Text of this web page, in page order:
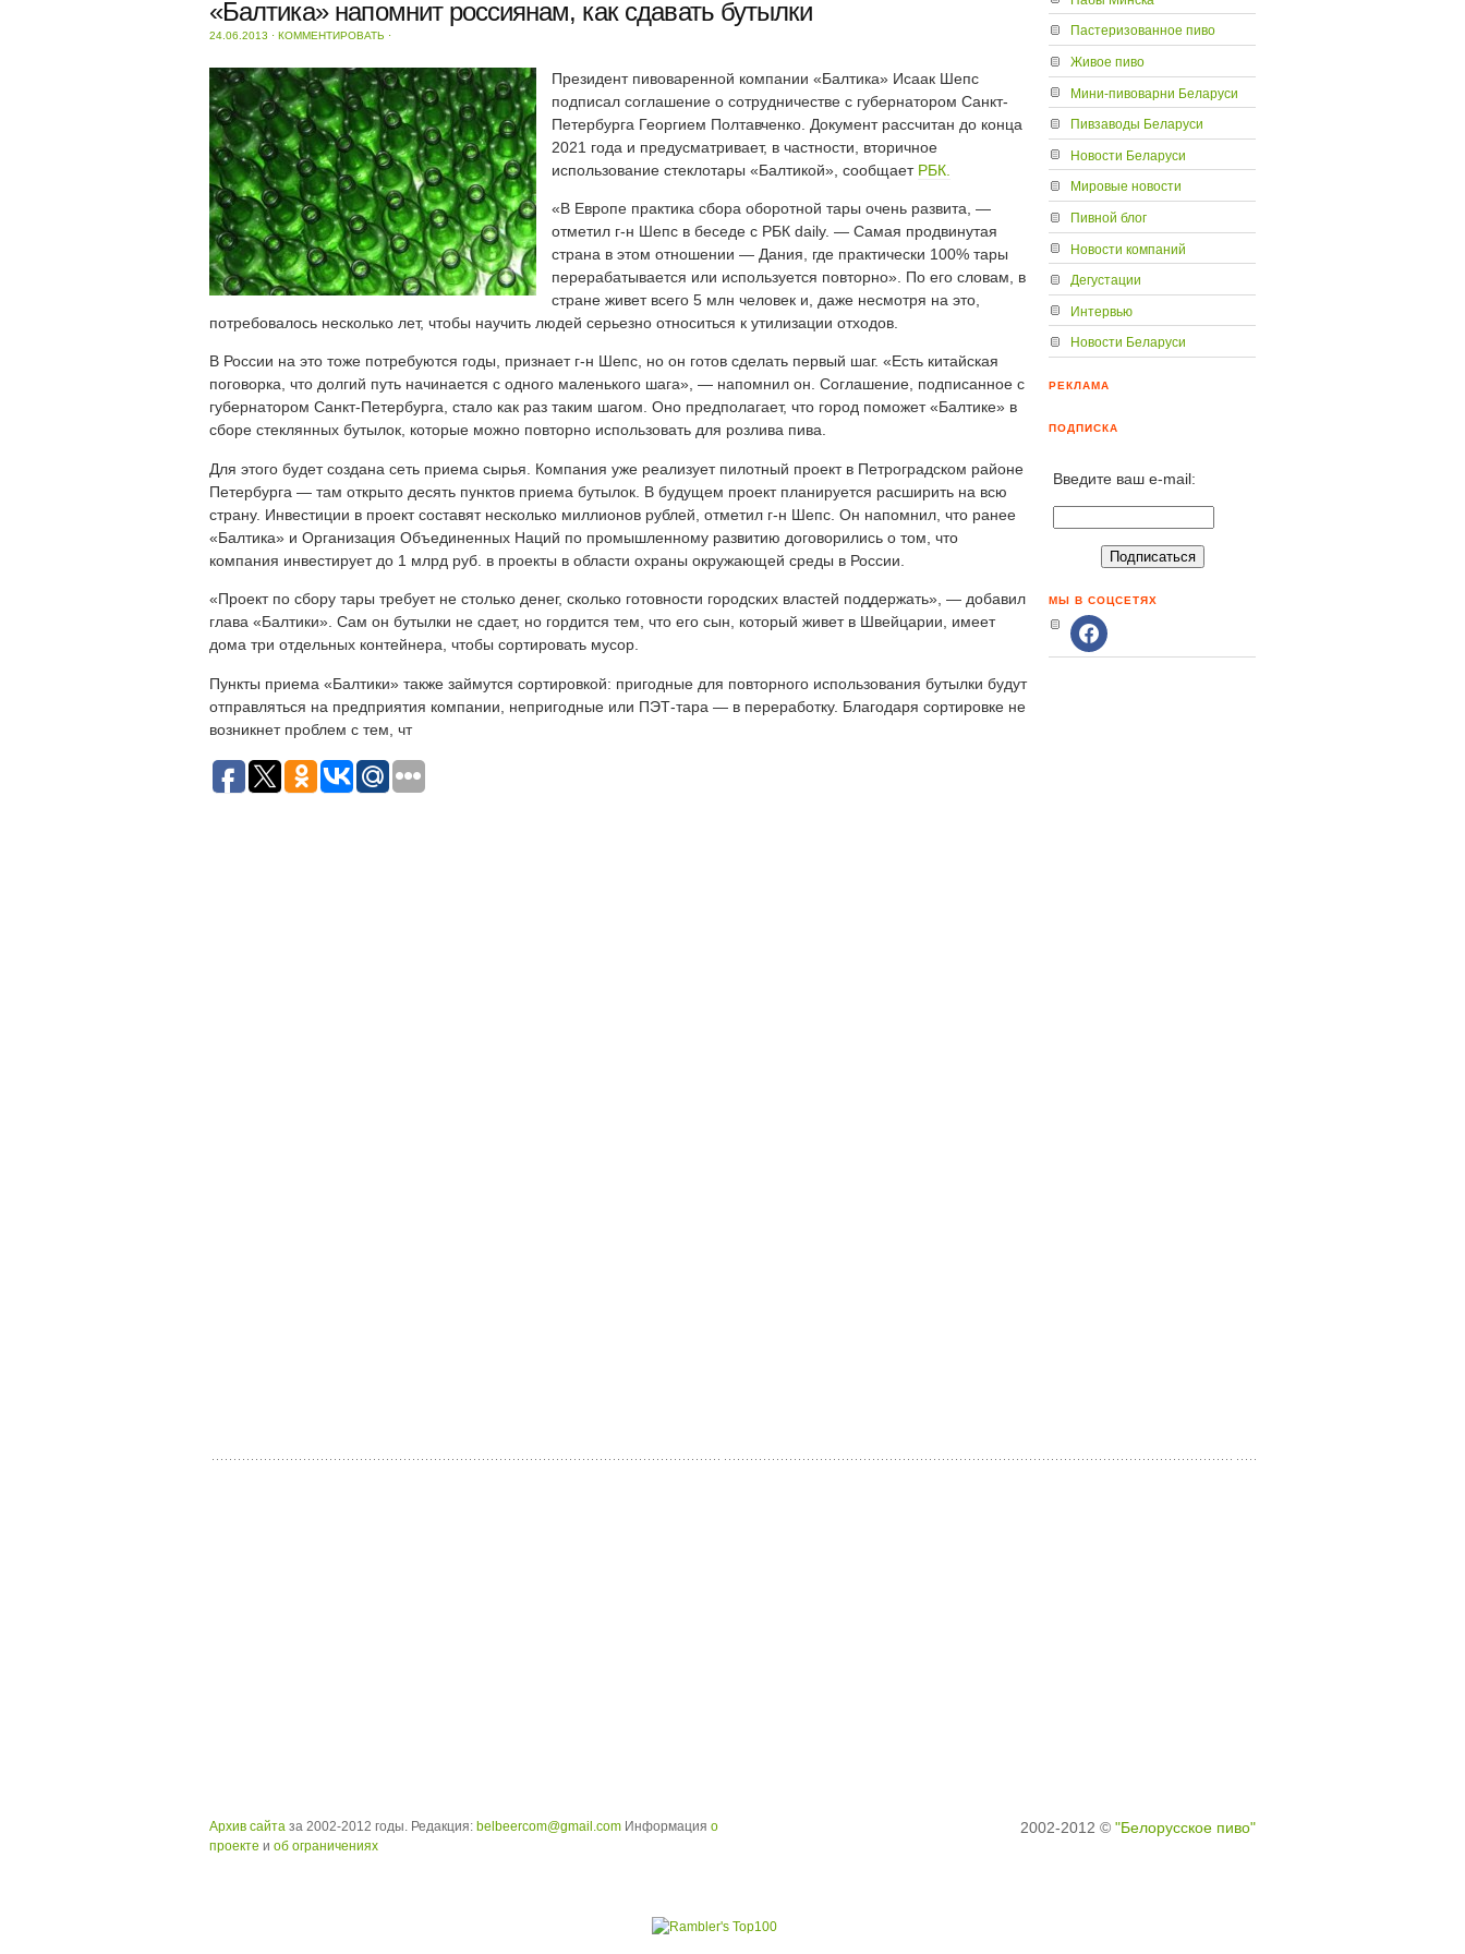
«Балтика» напомнит россиянам, как сдавать бутылки
24.06.2013 ⋅ КОММЕНТИРОВАТЬ ⋅
Президент пивоваренной компании «Балтика» Исаак Шепс
подписал соглашение о сотрудничестве с губернатором Санкт-
Петербурга Георгием Полтавченко. Документ рассчитан до конца
2021 года и предусматривает, в частности, вторичное
использование стеклотары «Балтикой», сообщает РБК.
«В Европе практика сбора оборотной тары очень развита, —
отметил г-н Шепс в беседе с РБК daily. — Самая продвинутая
страна в этом отношении — Дания, где практически 100% тары
перерабатывается или используется повторно». По его словам, в
стране живет всего 5 млн человек и, даже несмотря на это,
потребовалось несколько лет, чтобы научить людей серьезно относиться к утилизации отходов.
В России на это тоже потребуются годы, признает г-н Шепс, но он готов сделать первый шаг. «Есть китайская
поговорка, что долгий путь начинается с одного маленького шага», — напомнил он. Соглашение, подписанное с
губернатором Санкт-Петербурга, стало как раз таким шагом. Оно предполагает, что город поможет «Балтике» в
сборе стеклянных бутылок, которые можно повторно использовать для розлива пива.
Для этого будет создана сеть приема сырья. Компания уже реализует пилотный проект в Петроградском районе
Петербурга — там открыто десять пунктов приема бутылок. В будущем проект планируется расширить на всю
страну. Инвестиции в проект составят несколько миллионов рублей, отметил г-н Шепс. Он напомнил, что ранее
«Балтика» и Организация Объединенных Наций по промышленному развитию договорились о том, что
компания инвестирует до 1 млрд руб. в проекты в области охраны окружающей среды в России.
«Проект по сбору тары требует не столько денег, сколько готовности городских властей поддержать», — добавил
глава «Балтики». Сам он бутылки не сдает, но гордится тем, что его сын, который живет в Швейцарии, имеет
дома три отдельных контейнера, чтобы сортировать мусор.
Пункты приема «Балтики» также займутся сортировкой: пригодные для повторного использования бутылки будут
отправляться на предприятия компании, непригодные или ПЭТ-тара — в переработку. Благодаря сортировке не
возникнет проблем с тем, чт
Пастеризованное пиво
Живое пиво
Мини-пивоварни Беларуси
Пивзаводы Беларуси
Новости Беларуси
Мировые новости
Пивной блог
Новости компаний
Дегустации
Интервью
Новости Беларуси
РЕКЛАМА
ПОДПИСКА
Введите ваш e-mail:
МЫ В СОЦСЕТЯХ
Архив сайта за 2002-2012 годы. Редакция: belbeercom@gmail.com Информация о
проекте и об ограничениях
2002-2012 © "Белорусское пиво"